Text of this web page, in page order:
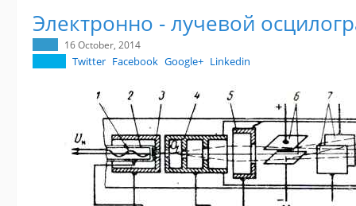
Электронно - лучевой
16 October, 2014
Twitter Facebook Google+ Linkedin